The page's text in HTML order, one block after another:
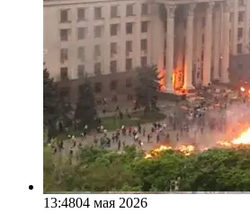
13:4804 мая 2026